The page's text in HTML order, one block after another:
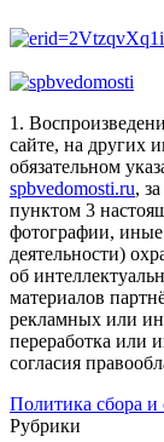
1.
сайте, на других
обязательном
spbvedomosti.ru,
пунктом 3
фотографии, иные
деятельности)
об
материалов
рекламных или
переработка или
согласия
Политика сбора
Рубрики